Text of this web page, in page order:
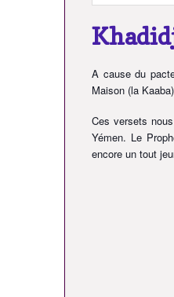
A cause du
Maison (la
Ces versets
Yémen. Le
encore un tout